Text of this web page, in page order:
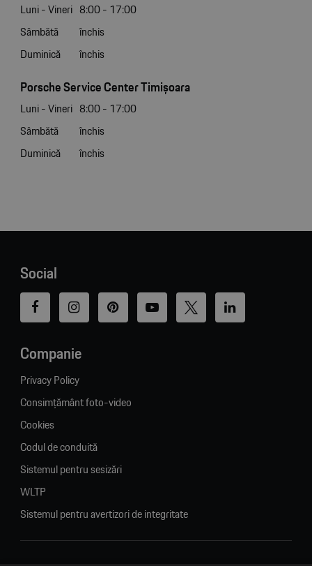
Luni - Vineri 8:00 - 17:00
Sâmbătă
închis
Duminică
închis
Porsche Service Center Timișoara
Luni - Vineri 8:00 - 17:00
Sâmbătă
închis
Duminică
închis
Social
Companie
Privacy Policy
Consimțământ foto-video
Cookies
Codul de conduită
Sistemul pentru sesizări
WLTP
Sistemul pentru avertizori de integritate